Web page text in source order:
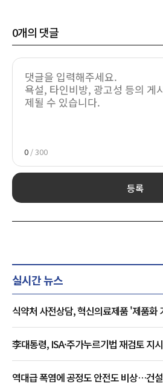
0개의 댓글
0 / 300
등록
실시간 뉴스
식약처 사전상담, 혁신의료제품 '제품화
李대통령, ISA·주가누르기법 재검토 지
역대급 폭염에 공정도 안전도 비상…건